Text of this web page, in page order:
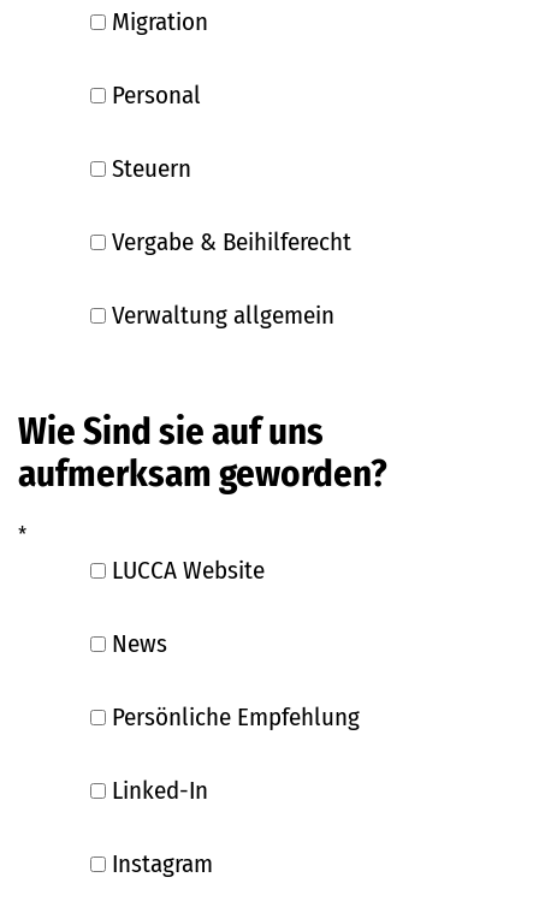
Migration
Personal
Steuern
Vergabe & Beihilferecht
Verwaltung allgemein
Wie Sind sie auf uns
aufmerksam geworden?
*
LUCCA Website
News
Persönliche Empfehlung
Linked-In
Instagram